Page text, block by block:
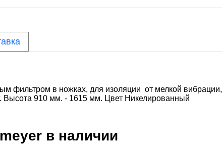
фильтром в ножках, для изоляции от мелкой вибрации,
Высота 910 мм. - 1615 мм. Цвет Никелированный
в наличии